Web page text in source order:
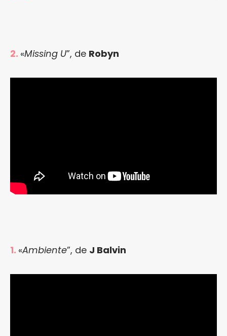
2. «Missing U”, de Robyn
1. «Ambiente”, de J Balvin